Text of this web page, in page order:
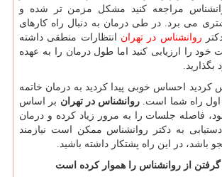
مراجعه کنید مشکل مزمن تر شده و
می برد. در طی درمان به دنبال راه کارهای
روانشناس در تهران انتظارات منطقی داشته
خود را ارزیابی کنید اما طول درمان را به عهده
احساس خوبی پیدا کردید به درمان خاتمه
اول راه شما است. روانشناس در تهران بر اساس
فاصله جلسات را به مرور زیاد کرده و درمان
به دکتر روانشناس ممکن است نیازمند
در این راه پشتکار داشته باشید.
از روانشناس را هموار کرده است